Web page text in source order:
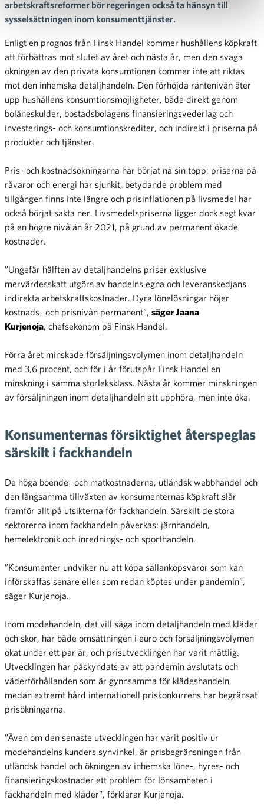
arbetskraftsreformer bör regeringen också ta hänsyn till
sysselsättningen inom konsumenttjänster.
Enligt en prognos från Finsk Handel kommer hushållens köpkraft
att förbättras mot slutet av året och nästa år, men den svaga
ökningen av den privata konsumtionen kommer inte att riktas
mot den inhemska detaljhandeln. Den förhöjda räntenivån äter
upp hushållens konsumtionsmöjligheter, både direkt genom
bolåneskulder, bostadsbolagens finansieringsvederlag och
investerings- och konsumtionskrediter, och indirekt i priserna på
produkter och tjänster.
Pris- och kostnadsökningarna har börjat nå sin topp: priserna på
råvaror och energi har sjunkit, betydande problem med
tillgången finns inte längre och prisinflationen på livsmedel har
också börjat sakta ner. Livsmedelspriserna ligger dock segt kvar
på en högre nivå än år 2021, på grund av permanent ökade
kostnader.
”Ungefär hälften av detaljhandelns priser exklusive
mervärdesskatt utgörs av handelns egna och leveranskedjans
indirekta arbetskraftskostnader. Dyra lönelösningar höjer
kostnads- och prisnivån permanent”, säger Jaana
Kurjenoja, chefsekonom på Finsk Handel.
Förra året minskade försäljningsvolymen inom detaljhandeln
med 3,6 procent, och för i år förutspår Finsk Handel en
minskning i samma storleksklass. Nästa år kommer minskningen
av försäljningen inom detaljhandeln att upphöra, men inte öka.
Konsumenternas försiktighet återspeglas
särskilt i fackhandeln
De höga boende- och matkostnaderna, utländsk webbhandel och
den långsamma tillväxten av konsumenternas köpkraft slår
framför allt på utsikterna för fackhandeln. Särskilt de stora
sektorerna inom fackhandeln påverkas: järnhandeln,
hemelektronik och inrednings- och sporthandeln.
”Konsumenter undviker nu att köpa sällanköpsvaror som kan
införskaffas senare eller som redan köptes under pandemin”,
säger Kurjenoja.
Inom modehandeln, det vill säga inom detaljhandeln med kläder
och skor, har både omsättningen i euro och försäljningsvolymen
ökat under ett par år, och prisutvecklingen har varit måttlig.
Utvecklingen har påskyndats av att pandemin avslutats och
väderförhållanden som är gynnsamma för klädeshandeln,
medan extremt hård internationell priskonkurrens har begränsat
prisökningarna.
”Även om den senaste utvecklingen har varit positiv ur
modehandelns kunders synvinkel, är prisbegränsningen från
utländsk handel och ökningen av inhemska löne-, hyres- och
finansieringskostnader ett problem för lönsamheten i
fackhandeln med kläder”, förklarar Kurjenoja.